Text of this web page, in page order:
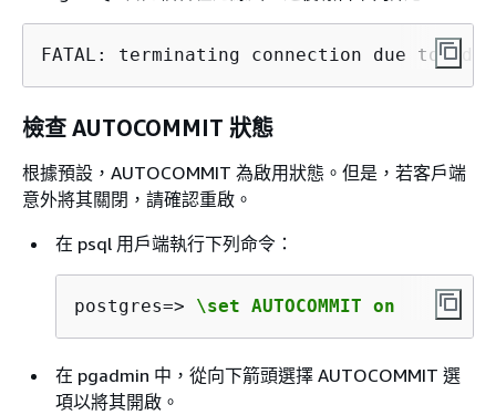
FATAL: terminating connection due to
檢查 AUTOCOMMIT 狀態
根據預設，AUTOCOMMIT 為啟用狀態。但是，若客戶端
意外將其關閉，請確認重啟。
在 psql 用戶端執行下列命令：
postgres=> \set AUTOCOMMIT on
在 pgadmin 中，從向下箭頭選擇 AUTOCOMMIT 選
項以將其開啟。